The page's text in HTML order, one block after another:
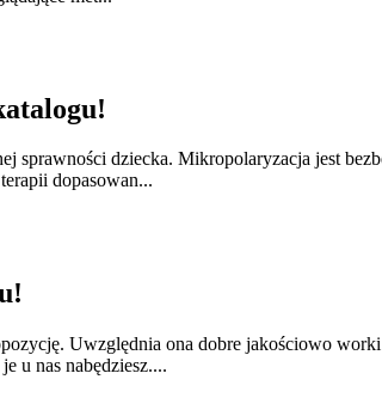
sprawności dziecka. Mikropolaryzacja jest
dopasowan...
Uwzględnia ona dobre jakościowo
u nas nabędziesz....